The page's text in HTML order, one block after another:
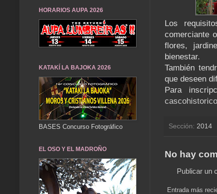
Los
comerciante
flores,
bienestar.
También
que deseen
Para
Sección: 2014
No hay
Publicar un
Entrada más
HORARIOS AUPA 2026
KATAKÍ LA BAJOKA 2026
BASES Concurso Fotográfico
EL OSO Y EL MADROÑO